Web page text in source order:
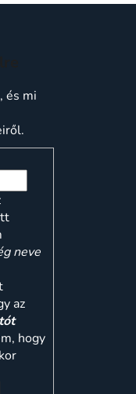
és mi
neve
az
hogy